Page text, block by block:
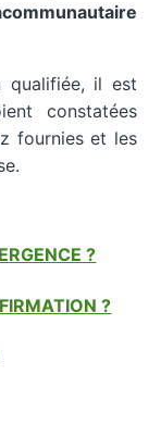
qualifiée, il est
constatées
fournies et les
?
?